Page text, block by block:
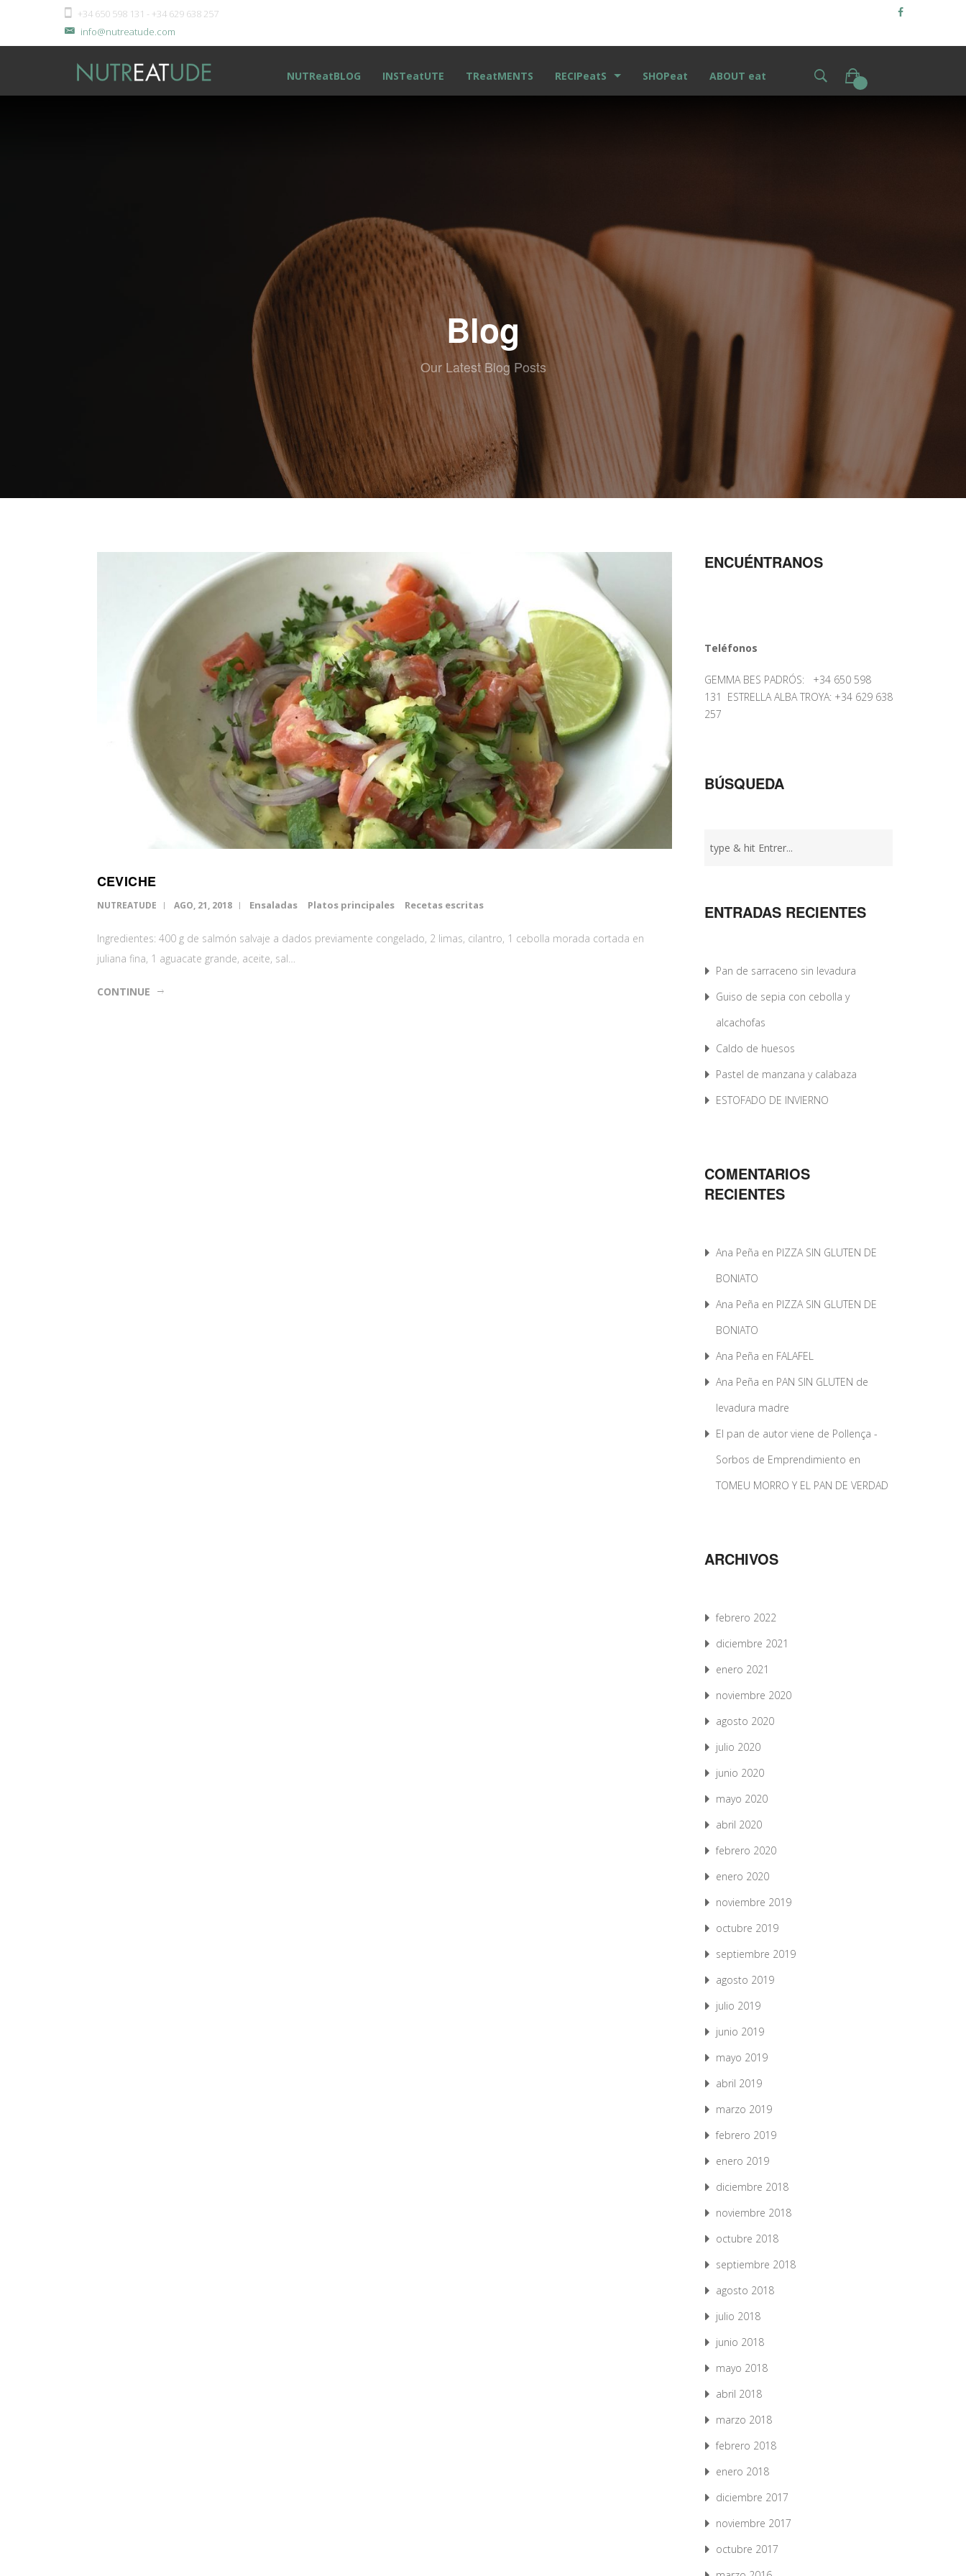
+34 650 598 131 - +34 629 638 257
info@nutreatude.com
NUTReatBLOG INSTeatUTE TReatMENTS RECIPeatS SHOPeat ABOUT eat
Blog
Our Latest Blog Posts
CEVICHE
NUTREATUDE AGO, 21, 2018 Ensaladas Platos principales Recetas escritas
Ingredientes: 400 g de salmón salvaje a dados previamente congelado, 2 limas, cilantro, 1 cebolla morada cortada en
juliana fina, 1 aguacate grande, aceite, sal…
CONTINUE
ENCUÉNTRANOS
Teléfonos
GEMMA BES PADRÓS: +34 650 598
131 ESTRELLA ALBA TROYA: +34 629 638
257
BÚSQUEDA
ENTRADAS RECIENTES
Pan de sarraceno sin levadura
Guiso de sepia con cebolla y
alcachofas
Caldo de huesos
Pastel de manzana y calabaza
ESTOFADO DE INVIERNO
COMENTARIOS
RECIENTES
Ana Peña en PIZZA SIN GLUTEN DE
BONIATO
Ana Peña en PIZZA SIN GLUTEN DE
BONIATO
Ana Peña en FALAFEL
Ana Peña en PAN SIN GLUTEN de
levadura madre
El pan de autor viene de Pollença -
Sorbos de Emprendimiento en
TOMEU MORRO Y EL PAN DE VERDAD
ARCHIVOS
febrero 2022
diciembre 2021
enero 2021
noviembre 2020
agosto 2020
julio 2020
junio 2020
mayo 2020
abril 2020
febrero 2020
enero 2020
noviembre 2019
octubre 2019
septiembre 2019
agosto 2019
julio 2019
junio 2019
mayo 2019
abril 2019
marzo 2019
febrero 2019
enero 2019
diciembre 2018
noviembre 2018
octubre 2018
septiembre 2018
agosto 2018
julio 2018
junio 2018
mayo 2018
abril 2018
marzo 2018
febrero 2018
enero 2018
diciembre 2017
noviembre 2017
octubre 2017